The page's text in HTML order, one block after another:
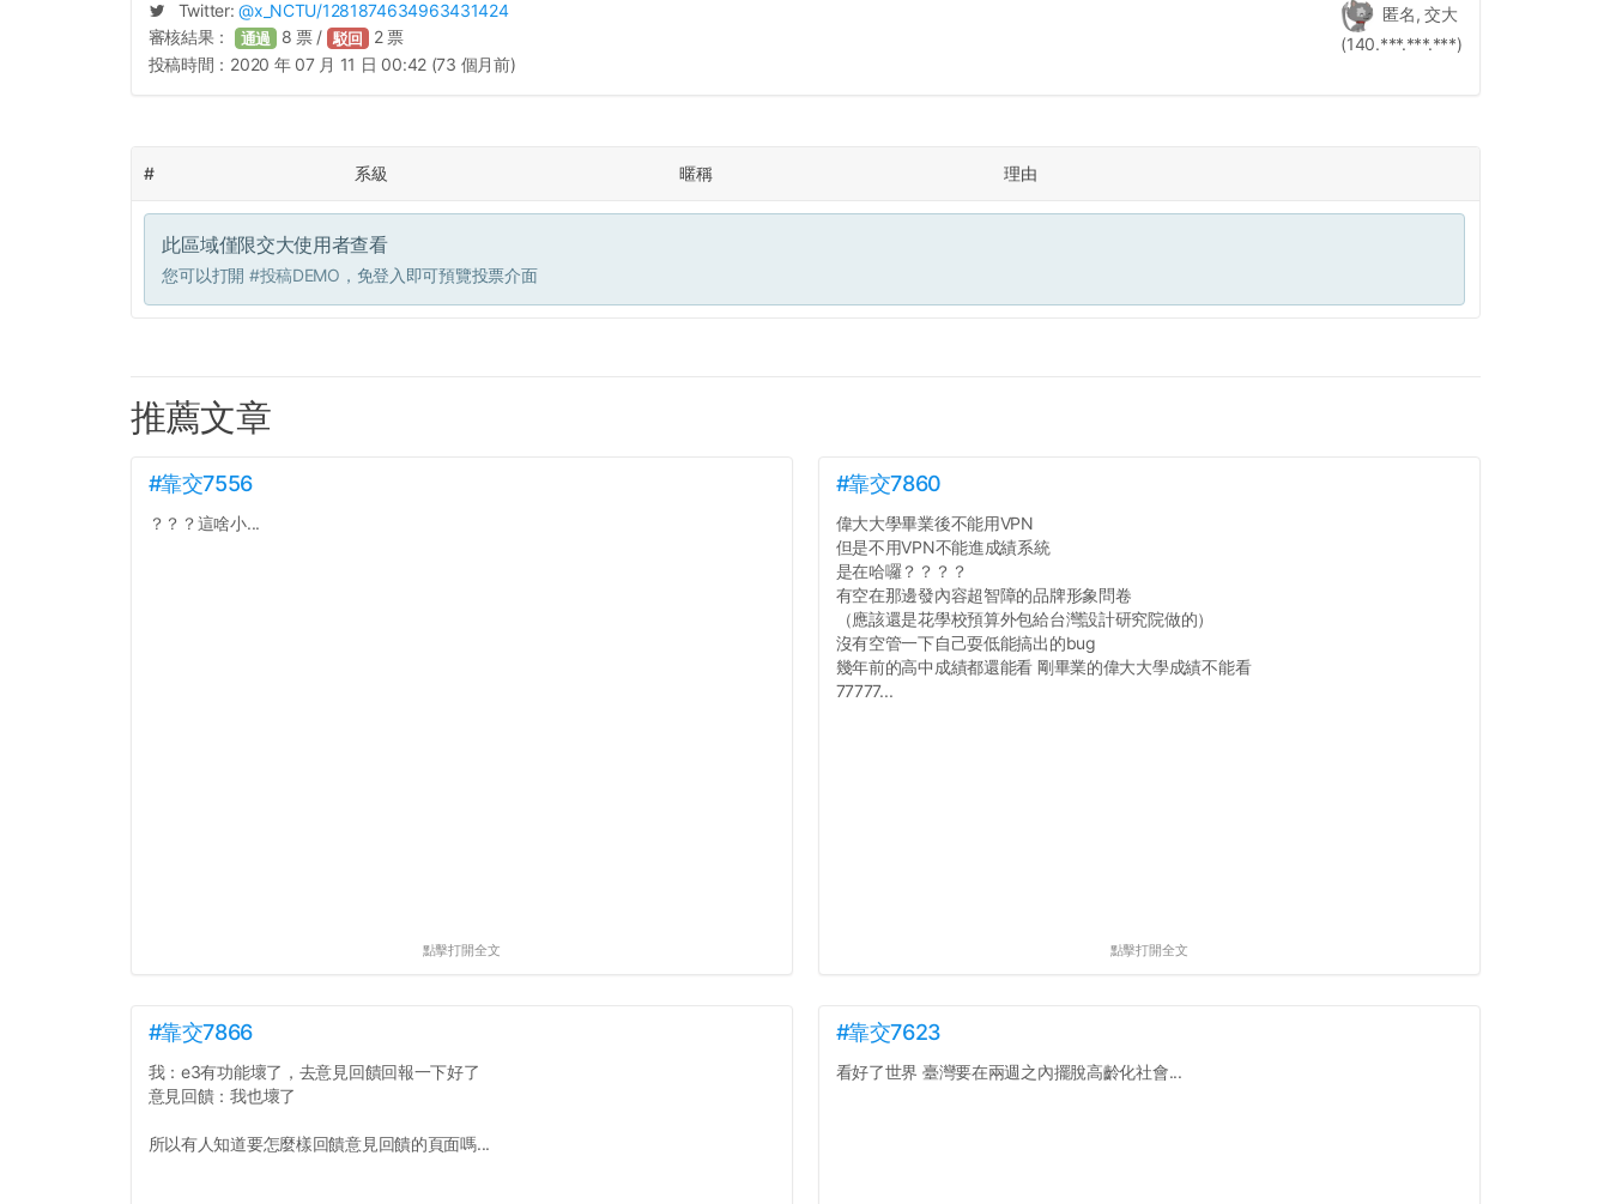
Twitter:@x_NCTU/1281874634963431424
匿名, 交大
(140.***.***.***)
審核結果： 通過 8 票 / 駁回 2票
投稿時間： 2020 年 07 月 11 日 00:42 (73 個月前)
# 系級 暱稱 理由
此區域僅限交大使用者查看
您可以打開 #投稿DEMO ，免登入即可預覽投票介面
推薦文章
#靠交7556
？？？這啥小...
點擊打開全文
#靠交7860
偉大大學畢業後不能用VPN
但是不用VPN不能進成績系統
是在哈囉？？？？
有空在那邊發內容超智障的品牌形象問卷
（應該還是花學校預算外包給台灣設計研究院做的）
沒有空管一下自己耍低能搞出的bug
幾年前的高中成績都還能看 剛畢業的偉大大學成績不能看
77777...
點擊打開全文
#靠交7866
我：e3有功能壞了，去意見回饋回報一下好了
意見回饋：我也壞了
所以有人知道要怎麼樣回饋意見回饋的頁面嗎...
#靠交7623
看好了世界 臺灣要在兩週之內擺脫高齡化社會...